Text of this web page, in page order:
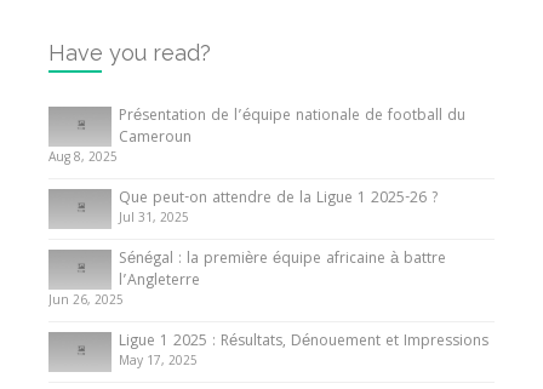
Internationales
Tout ce que vous devez savoir sur la Coupe
d’Afrique des Nations
10 May 2024
Internationales
Présentation de l’équipe nationale de football
du Cameroun
8 August 2025
Have you read?
Présentation de l’équipe nationale de football du
Cameroun
Aug 8, 2025
Que peut-on attendre de la Ligue 1 2025-26 ?
Jul 31, 2025
Sénégal : la première équipe africaine à battre
l’Angleterre
Jun 26, 2025
Ligue 1 2025 : Résultats, Dénouement et Impressions
May 17, 2025